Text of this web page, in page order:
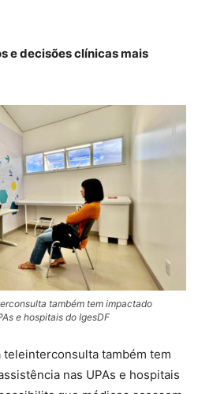
e decisões clínicas mais
também tem impactado
e hospitais do IgesDF
teleinterconsulta também tem
nas UPAs e hospitais